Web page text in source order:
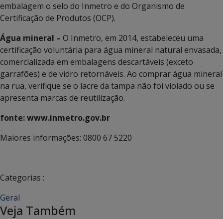
embalagem o selo do Inmetro e do Organismo de
Certificação de Produtos (OCP).
Água mineral – O Inmetro, em 2014, estabeleceu uma
certificação voluntária para água mineral natural envasada,
comercializada em embalagens descartáveis (exceto
garrafões) e de vidro retornáveis. Ao comprar água mineral
na rua, verifique se o lacre da tampa não foi violado ou se
apresenta marcas de reutilização.
fonte: www.inmetro.gov.br
Maiores informações: 0800 67 5220
Categorias :
Geral
Veja Também